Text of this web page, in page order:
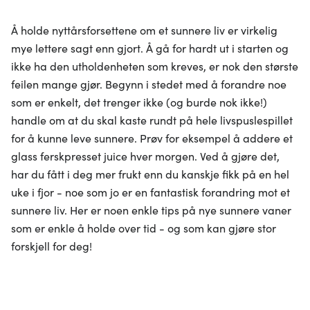
Å holde nyttårsforsettene om et sunnere liv er virkelig
mye lettere sagt enn gjort. Å gå for hardt ut i starten og
ikke ha den utholdenheten som kreves, er nok den største
feilen mange gjør. Begynn i stedet med å forandre noe
som er enkelt, det trenger ikke (og burde nok ikke!)
handle om at du skal kaste rundt på hele livspuslespillet
for å kunne leve sunnere. Prøv for eksempel å addere et
glass ferskpresset juice hver morgen. Ved å gjøre det,
har du fått i deg mer frukt enn du kanskje fikk på en hel
uke i fjor - noe som jo er en fantastisk forandring mot et
sunnere liv. Her er noen enkle tips på nye sunnere vaner
som er enkle å holde over tid - og som kan gjøre stor
forskjell for deg!